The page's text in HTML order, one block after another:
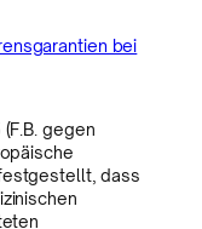
bei
gegen
dass